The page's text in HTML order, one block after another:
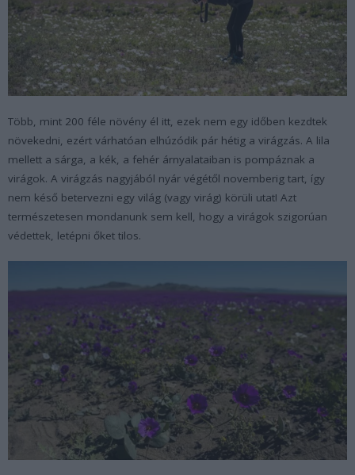
Több, mint 200 féle növény él itt, ezek nem egy időben kezdtek
növekedni, ezért várhatóan elhúzódik pár hétig a virágzás. A lila
mellett a sárga, a kék, a fehér árnyalataiban is pompáznak a
virágok. A virágzás nagyjából nyár végétől novemberig tart, így
nem késő betervezni egy világ (vagy virág) körüli utat! Azt
természetesen mondanunk sem kell, hogy a virágok szigorúan
védettek, letépni őket tilos.